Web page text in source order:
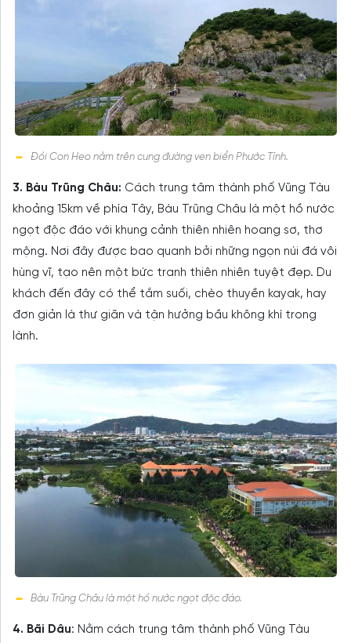
Đồi Con Heo nằm trên cung đường ven biển Phước Tỉnh.
3. Bàu Trũng Châu: Cách trung tâm thành phố Vũng Tàu
khoảng 15km về phía Tây, Bàu Trũng Châu là một hồ nước
ngọt độc đáo với khung cảnh thiên nhiên hoang sơ, thơ
mộng. Nơi đây được bao quanh bởi những ngọn núi đá vôi
hùng vĩ, tạo nên một bức tranh thiên nhiên tuyệt đẹp. Du
khách đến đây có thể tắm suối, chèo thuyền kayak, hay
đơn giản là thư giãn và tận hưởng bầu không khí trong
lành.
Bàu Trũng Châu là một hồ nước ngọt độc đáo.
4. Bãi Dâu: Nằm cách trung tâm thành phố Vũng Tàu